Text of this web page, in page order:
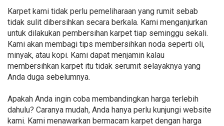
Karpet kami tidak perlu pemeliharaan yang rumit sebab
tidak sulit dibersihkan secara berkala. Kami menganjurkan
untuk dilakukan pembersihan karpet tiap seminggu sekali.
Kami akan membagi tips membersihkan noda seperti oli,
minyak, atau kopi. Kami dapat menjamin kalau
membersihkan karpet itu tidak serumit selayaknya yang
Anda duga sebelumnya.
Apakah Anda ingin coba membandingkan harga terlebih
dahulu? Caranya mudah, Anda hanya perlu kunjungi website
kami. Kami menawarkan bermacam karpet dengan harga